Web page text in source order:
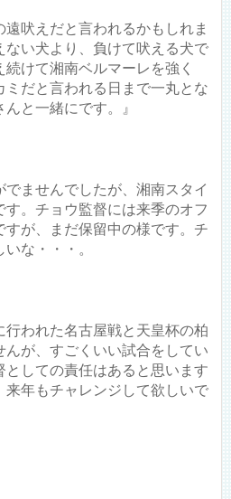
吠えだと言われるかもしれま
ない犬より、負けて吠える犬で
けて湘南ベルマーレを強く
ミだと言われる日まで一丸とな
と一緒にです。』
ませんでしたが、湘南スタイ
す。チョウ監督には来季のオフ
すが、まだ保留中の様です。チ
な・・・。
行われた名古屋戦と天皇杯の柏
が、すごくいい試合をしてい
としての責任はあると思います
来年もチャレンジして欲しいで